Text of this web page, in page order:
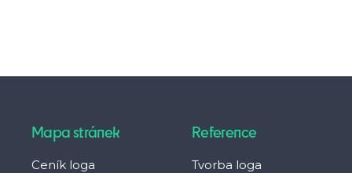
Mapa stránek
Ceník loga
Reference
Tvorba loga